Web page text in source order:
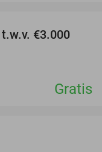
€3.000
Gratis